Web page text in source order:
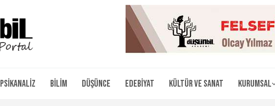
Psikanaliz Bilim Düşünce Edebiyat Kültür ve Sanat Kurumsal